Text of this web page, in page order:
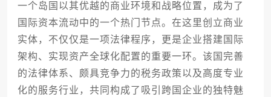
一个岛国以其优越的商业环境和战略位置，成为了
国际资本流动中的一个热门节点。在这里创立商业
实体，不仅仅是一项法律程序，更是企业搭建国际
架构、实现资产全球化配置的重要一环。该国完善
的法律体系、颇具竞争力的税务政策以及高度专业
化的服务行业，共同构成了吸引跨国企业的独特魅